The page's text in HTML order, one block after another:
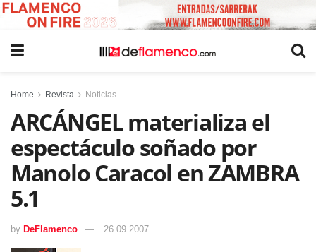
Home Revista Noticias
ARCÁNGEL materializa el
espectáculo soñado por
Manolo Caracol en ZAMBRA
5.1
by DeFlamenco 26 09 2007